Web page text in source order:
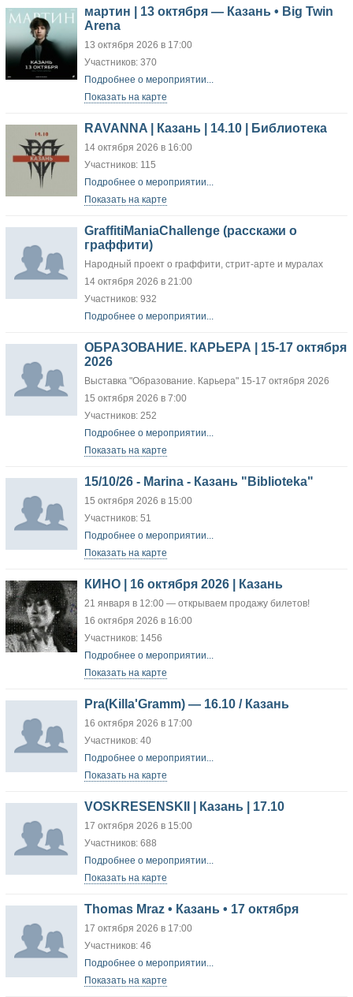
мартин | 13 октября — Казань • Big Twin
Arena
13 октября 2026 в 17:00
Участников: 370
Подробнее о мероприятии...
Показать на карте
RAVANNA | Казань | 14.10 | Библиотека
14 октября 2026 в 16:00
Участников: 115
Подробнее о мероприятии...
Показать на карте
GraffitiManiaChallenge (расскажи о
граффити)
Народный проект о граффити, стрит-арте и муралах
14 октября 2026 в 21:00
Участников: 932
Подробнее о мероприятии...
ОБРАЗОВАНИЕ. КАРЬЕРА | 15-17 октября
2026
Выставка "Образование. Карьера" 15-17 октября 2026
15 октября 2026 в 7:00
Участников: 252
Подробнее о мероприятии...
Показать на карте
15/10/26 - Marina - Казань "Biblioteka"
15 октября 2026 в 15:00
Участников: 51
Подробнее о мероприятии...
Показать на карте
КИНО | 16 октября 2026 | Казань
21 января в 12:00 — открываем продажу билетов!
16 октября 2026 в 16:00
Участников: 1456
Подробнее о мероприятии...
Показать на карте
Pra(Killa'Gramm) — 16.10 / Казань
16 октября 2026 в 17:00
Участников: 40
Подробнее о мероприятии...
Показать на карте
VOSKRESENSKII | Казань | 17.10
17 октября 2026 в 15:00
Участников: 688
Подробнее о мероприятии...
Показать на карте
Thomas Mraz • Казань • 17 октября
17 октября 2026 в 17:00
Участников: 46
Подробнее о мероприятии...
Показать на карте